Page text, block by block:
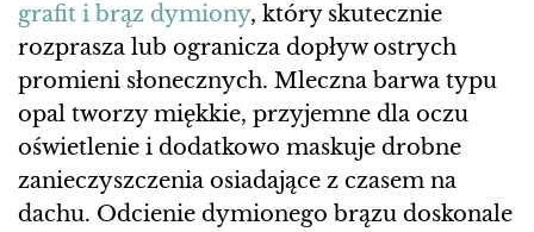
grafit i brąz dymiony, który skutecznie
rozprasza lub ogranicza dopływ ostrych
promieni słonecznych. Mleczna barwa typu
opal tworzy miękkie, przyjemne dla oczu
oświetlenie i dodatkowo maskuje drobne
zanieczyszczenia osiadające z czasem na
dachu. Odcienie dymionego brązu doskonale